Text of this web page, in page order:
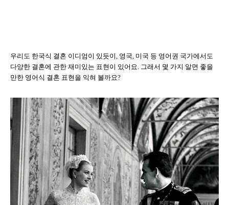
우리도 한국식 결혼 이디엄이 있듯이, 영국, 미국 등 영어권 국가에서도
다양한 결혼에 관한 재미있는 표현이 있어요. 그래서 몇 가지 알면 좋을
만한 영어식 결혼 표현을 익혀 볼까요?